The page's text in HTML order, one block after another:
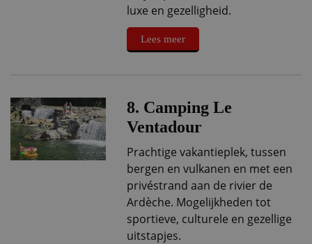
luxe en gezelligheid.
Lees meer
8. Camping Le
Ventadour
Prachtige vakantieplek, tussen
bergen en vulkanen en met een
privéstrand aan de rivier de
Ardèche. Mogelijkheden tot
sportieve, culturele en gezellige
uitstapjes.